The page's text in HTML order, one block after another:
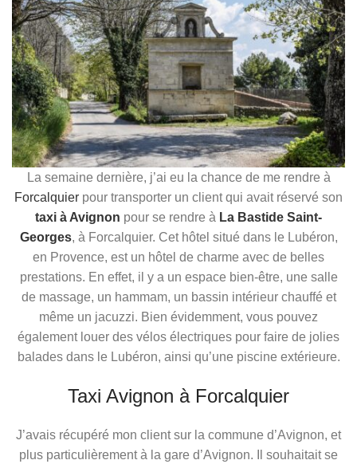
La semaine dernière, j’ai eu la chance de me rendre à
Forcalquier pour transporter un client qui avait réservé son
taxi à Avignon pour se rendre à La Bastide Saint-
Georges, à Forcalquier. Cet hôtel situé dans le Lubéron,
en Provence, est un hôtel de charme avec de belles
prestations. En effet, il y a un espace bien-être, une salle
de massage, un hammam, un bassin intérieur chauffé et
même un jacuzzi. Bien évidemment, vous pouvez
également louer des vélos électriques pour faire de jolies
balades dans le Lubéron, ainsi qu’une piscine extérieure.
Taxi Avignon à Forcalquier
J’avais récupéré mon client sur la commune d’Avignon, et
plus particulièrement à la gare d’Avignon. Il souhaitait se